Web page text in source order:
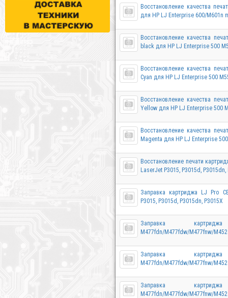
Восстановление качества
для HP LJ Enterprise 600/M601n
Восстановление качества
black для HP LJ Enterprise 500
Восстановление качества
Сyan для HP LJ Enterprise 500
Восстановление качества
Yellow для HP LJ Enterprise 500
Восстановление качества
Magenta для HP LJ Enterprise
Восстановление печати
LaserJet P3015, P3015d, P3015dn,
Заправка картриджа LJ Pro
P3015, P3015d, P3015dn, P3015X
Заправка
M477fdn/M477fdw/M477fnw/
Заправка
M477fdn/M477fdw/M477fnw/
Заправка
M477fdn/M477fdw/M477fnw/